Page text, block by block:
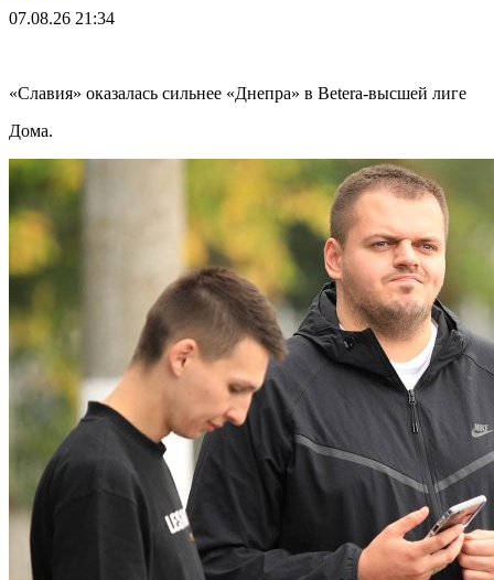
07.08.26 21:34
«Славия» оказалась сильнее «Днепра» в Betera-высшей лиге
Дома.